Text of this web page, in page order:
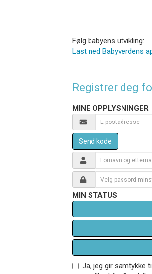
Følg babyens utvikling:
Last ned Babyverdens
Registrer deg
MINE OPPLYSNINGER
Send kode
MIN STATUS
Ja, jeg gir samtykke